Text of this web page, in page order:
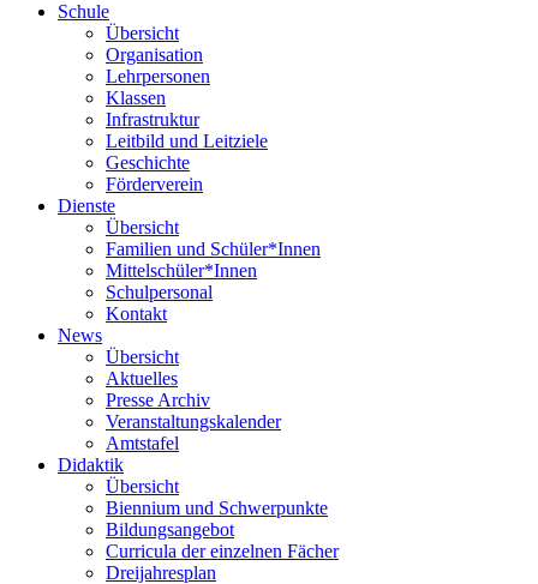
Schule
Übersicht
Organisation
Lehrpersonen
Klassen
Infrastruktur
Leitbild und Leitziele
Geschichte
Förderverein
Dienste
Übersicht
Familien und Schüler*Innen
Mittelschüler*Innen
Schulpersonal
Kontakt
News
Übersicht
Aktuelles
Presse Archiv
Veranstaltungskalender
Amtstafel
Didaktik
Übersicht
Biennium und Schwerpunkte
Bildungsangebot
Curricula der einzelnen Fächer
Dreijahresplan